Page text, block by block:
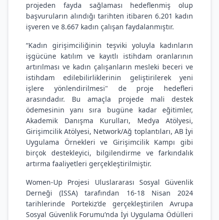
projeden fayda sağlaması hedeflenmiş olup
başvuruların alındığı tarihten itibaren 6.201 kadın
işveren ve 8.667 kadın çalışan faydalanmıştır.
“Kadın girişimciliğinin teşviki yoluyla kadınların
işgücüne katılım ve kayıtlı istihdam oranlarının
artırılması ve kadın çalışanların mesleki beceri ve
istihdam edilebilirliklerinin geliştirilerek yeni
işlere yönlendirilmesi" de proje hedefleri
arasındadır. Bu amaçla projede mali destek
ödemesinin yanı sıra bugüne kadar eğitimler,
Akademik Danışma Kurulları, Medya Atölyesi,
Girişimcilik Atölyesi, Network/Ağ toplantıları, AB İyi
Uygulama Örnekleri ve Girişimcilik Kampı gibi
birçok destekleyici, bilgilendirme ve farkındalık
artırma faaliyetleri gerçekleştirilmiştir.
Women-Up Projesi Uluslararası Sosyal Güvenlik
Derneği (ISSA) tarafından 16-18 Nisan 2024
tarihlerinde Portekiz’de gerçekleştirilen Avrupa
Sosyal Güvenlik Forumu’nda İyi Uygulama Ödülleri